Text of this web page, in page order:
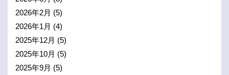
2026年2月 (5)
2026年1月 (4)
2025年12月 (5)
2025年10月 (5)
2025年9月 (5)